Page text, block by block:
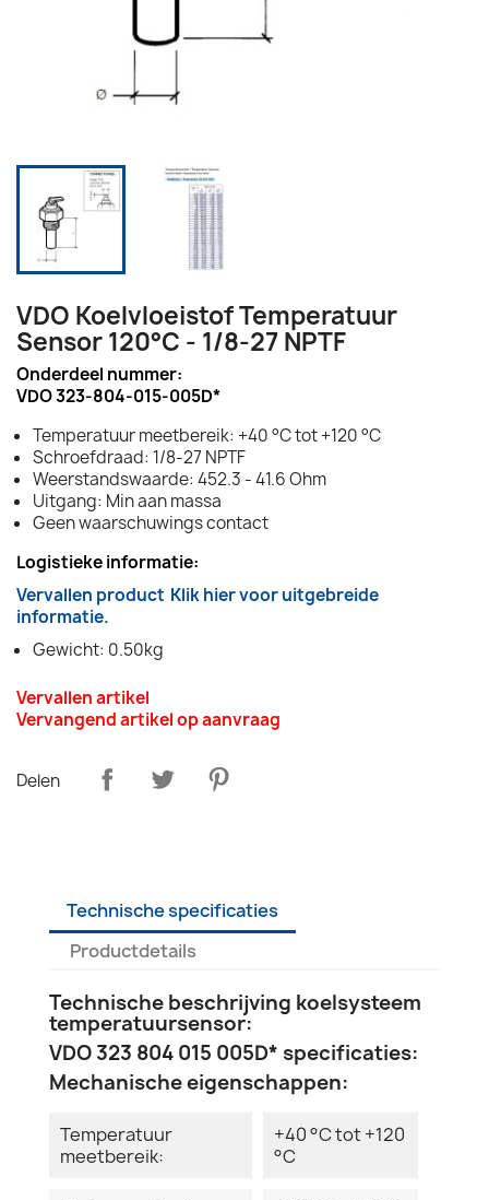
VDO Koelvloeistof Temperatuur
Sensor 120°C - 1/8-27 NPTF
Onderdeel nummer:
VDO 323-804-015-005D*
Temperatuur meetbereik: +40 °C tot +120 °C
Schroefdraad: 1/8-27 NPTF
Weerstandswaarde: 452.3 - 41.6 Ohm
Uitgang: Min aan massa
Geen waarschuwings contact
Logistieke informatie:
Vervallen product Klik hier voor uitgebreide
informatie.
Gewicht: 0.50kg
Vervallen artikel
Vervangend artikel op aanvraag
Delen
Technische specificaties
Productdetails
Technische beschrijving koelsysteem
temperatuursensor:
VDO 323 804 015 005D* specificaties:
Mechanische eigenschappen:
Temperatuur
meetbereik:
+40 °C tot +120
°C